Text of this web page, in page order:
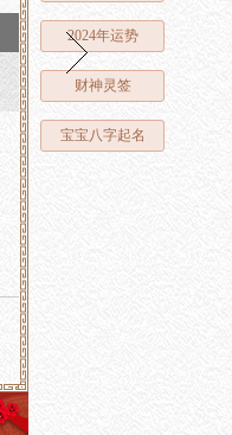
2024年运势
财神灵签
宝宝八字起名